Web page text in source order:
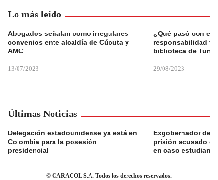
Lo más leído
Abogados señalan como irregulares
convenios ente alcaldía de Cúcuta y
AMC
13/07/2023
¿Qué pasó con el
responsabilidad
biblioteca de
29/08/2023
Últimas Noticias
Delegación estadounidense ya está en
Colombia para la posesión
presidencial
Exgobernador de
prisión acusado
en caso
© CARACOL S.A. Todos los derechos reservados.